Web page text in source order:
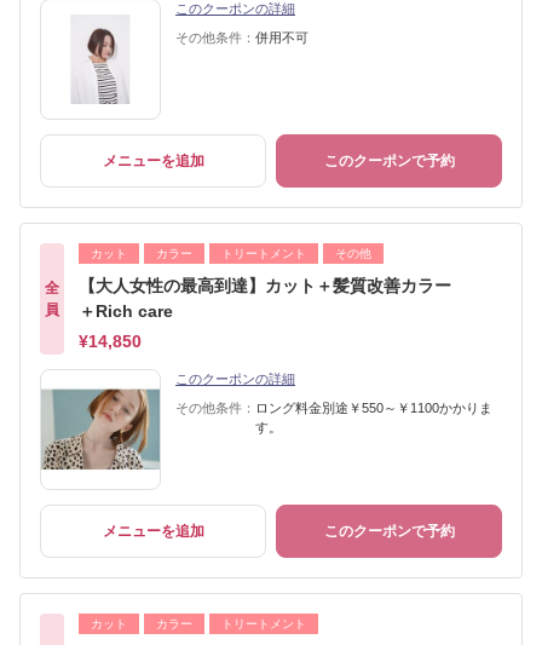
このクーポンの詳細
その他条件： 併用不可
メニューを追加 このクーポンで予約
全
員
カット カラー トリートメント その他
【大人女性の最高到達】カット＋髪質改善カラー
＋Rich care
¥14,850
このクーポンの詳細
その他条件： ロング料金別途￥550～￥1100かかりま
す。
メニューを追加 このクーポンで予約
カット カラー トリートメント